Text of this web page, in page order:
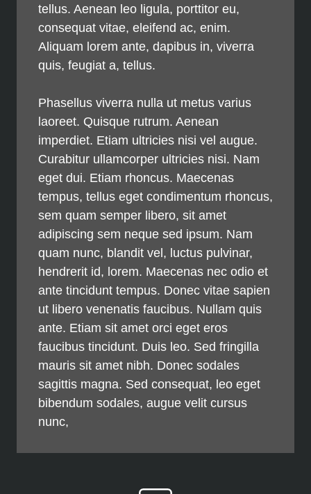
tellus. Aenean leo ligula, porttitor eu,
consequat vitae, eleifend ac, enim.
Aliquam lorem ante, dapibus in, viverra
quis, feugiat a, tellus.
Phasellus viverra nulla ut metus varius
laoreet. Quisque rutrum. Aenean
imperdiet. Etiam ultricies nisi vel augue.
Curabitur ullamcorper ultricies nisi. Nam
eget dui. Etiam rhoncus. Maecenas
tempus, tellus eget condimentum rhoncus,
sem quam semper libero, sit amet
adipiscing sem neque sed ipsum. Nam
quam nunc, blandit vel, luctus pulvinar,
hendrerit id, lorem. Maecenas nec odio et
ante tincidunt tempus. Donec vitae sapien
ut libero venenatis faucibus. Nullam quis
ante. Etiam sit amet orci eget eros
faucibus tincidunt. Duis leo. Sed fringilla
mauris sit amet nibh. Donec sodales
sagittis magna. Sed consequat, leo eget
bibendum sodales, augue velit cursus
nunc,